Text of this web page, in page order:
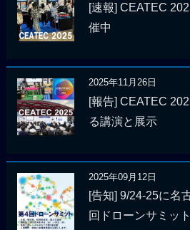
[速報] CEATEC
催中
2025年11月26日
[報告] CEATEC
る講演と展示
2025年09月12日
[告知] 9/24-25に名
回ドローンサミッ